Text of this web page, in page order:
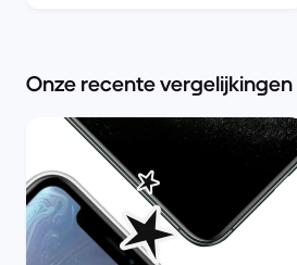
Onze recente vergelijkingen